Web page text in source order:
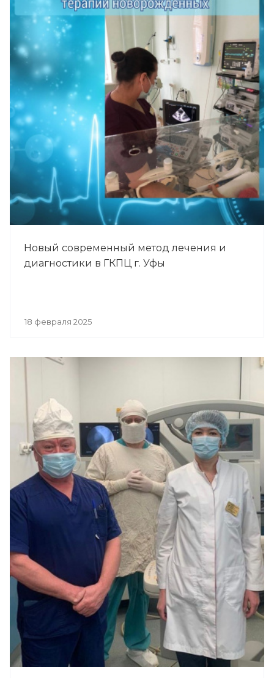
Новый современный метод лечения и
диагностики в ГКПЦ г. Уфы
18 февраля 2025